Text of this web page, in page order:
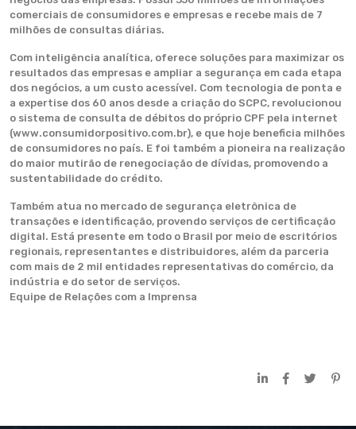
comerciais de consumidores e empresas e recebe mais de 7
milhões de consultas diárias.
Com inteligência analítica, oferece soluções para maximizar os
resultados das empresas e ampliar a segurança em cada etapa
dos negócios, a um custo acessível. Com tecnologia de ponta e
a expertise dos 60 anos desde a criação do SCPC, revolucionou
o sistema de consulta de débitos do próprio CPF pela internet
(www.consumidorpositivo.com.br), e que hoje beneficia milhões
de consumidores no país. E foi também a pioneira na realização
do maior mutirão de renegociação de dívidas, promovendo a
sustentabilidade do crédito.
Também atua no mercado de segurança eletrônica de
transações e identificação, provendo serviços de certificação
digital. Está presente em todo o Brasil por meio de escritórios
regionais, representantes e distribuidores, além da parceria
com mais de 2 mil entidades representativas do comércio, da
indústria e do setor de serviços.
Equipe de Relações com a Imprensa